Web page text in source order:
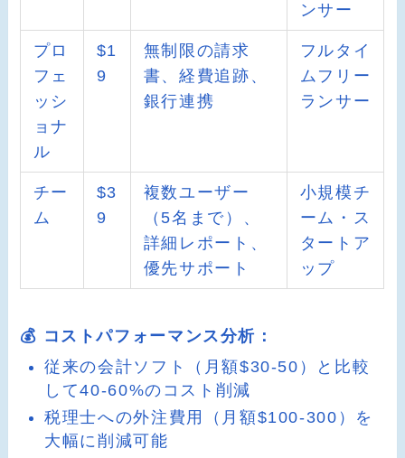
ンサー
プロ
フェ
ッシ
ョナ
ル
$1
9
無制限の請求
書、経費追跡、
銀行連携
フルタイ
ムフリー
ランサー
チー
ム
$3
9
複数ユーザー
（5名まで）、
詳細レポート、
優先サポート
小規模チ
ーム・ス
タートア
ップ
💰 コストパフォーマンス分析：
従来の会計ソフト（月額$30-50）と比較
して40-60%のコスト削減
税理士への外注費用（月額$100-300）を
大幅に削減可能